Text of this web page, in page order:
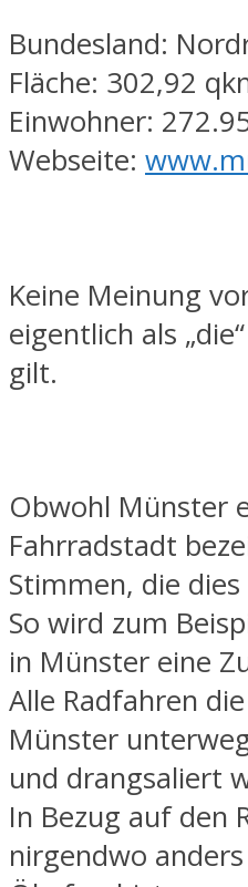
Bundesland:
Fläche: 302,92
Einwohner:
Webseite:
Keine Meinung
eigentlich als
gilt.
Obwohl Münster
Fahrradstadt
Stimmen, die
So wird zum
in Münster eine
Alle Radfahren
Münster
und drangsaliert
In Bezug auf den
nirgendwo